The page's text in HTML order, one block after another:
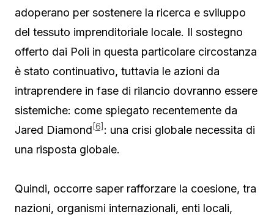
adoperano per sostenere la ricerca e sviluppo
del tessuto imprenditoriale locale. Il sostegno
offerto dai Poli in questa particolare circostanza
è stato continuativo, tuttavia le azioni da
intraprendere in fase di rilancio dovranno essere
sistemiche: come spiegato recentemente da
Jared Diamond [6] : una crisi globale necessita di
una risposta globale.
Quindi, occorre saper rafforzare la coesione, tra
nazioni, organismi internazionali, enti locali,